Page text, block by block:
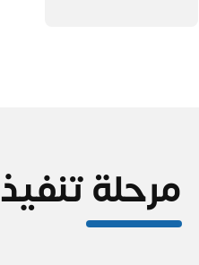
مرحلة تنفيذ